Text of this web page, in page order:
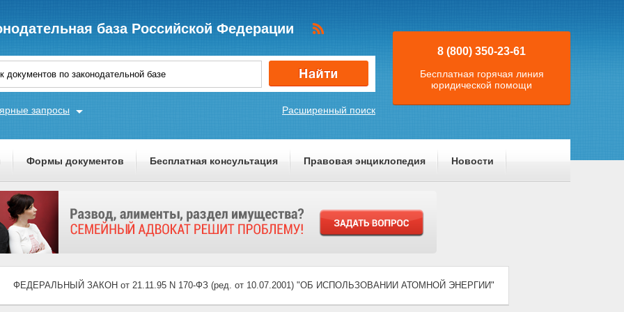
база Российской Федерации
Расширенный поиск
запросы
8 (800) 350-23-61
Бесплатная горячая линия
юридической помощи
Формы документов Бесплатная консультация Правовая энциклопедия Новости
ФЕДЕРАЛЬНЫЙ ЗАКОН от 21.11.95 N 170-ФЗ (ред. от 10.07.2001) "ОБ ИСПОЛЬЗОВАНИИ АТОМНОЙ ЭНЕРГИИ"